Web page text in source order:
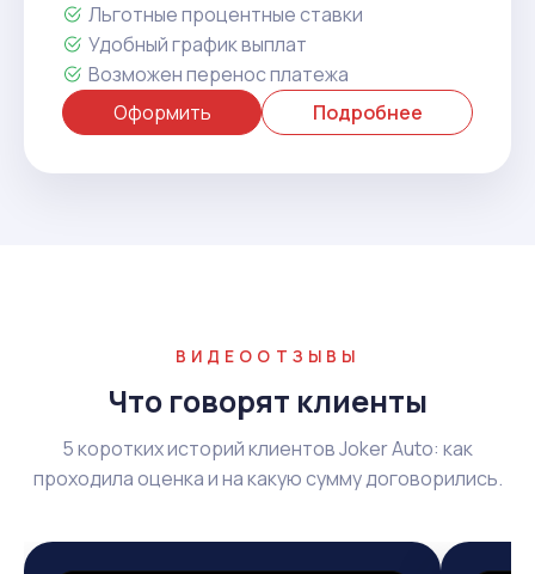
Льготные процентные ставки
Удобный график выплат
Возможен перенос платежа
Оформить
Подробнее
ВИДЕООТЗЫВЫ
Что говорят клиенты
5 коротких историй клиентов Joker Auto: как
проходила оценка и на какую сумму договорились.